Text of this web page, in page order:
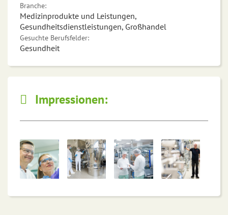
Branche:
Medizinprodukte und Leistungen,
Gesundheitsdienstleistungen, Großhandel
Gesuchte Berufsfelder:
Gesundheit
Impressionen: